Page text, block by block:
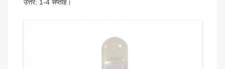
उत्तर: 1-4 सप्ताह।